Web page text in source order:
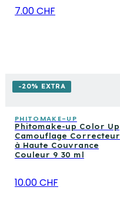
7.00 CHF
-20% EXTRA
PHITOMAKE-UP
Phitomake-up Color Up
Camouflage Correcteur
à Haute Couvrance
Couleur 9 30 ml
10.00 CHF